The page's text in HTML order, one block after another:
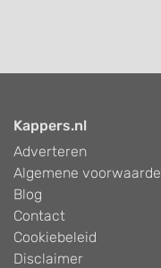
Kappers.nl
Adverteren
Algemene
Blog
Contact
Cookiebeleid
Disclaimer